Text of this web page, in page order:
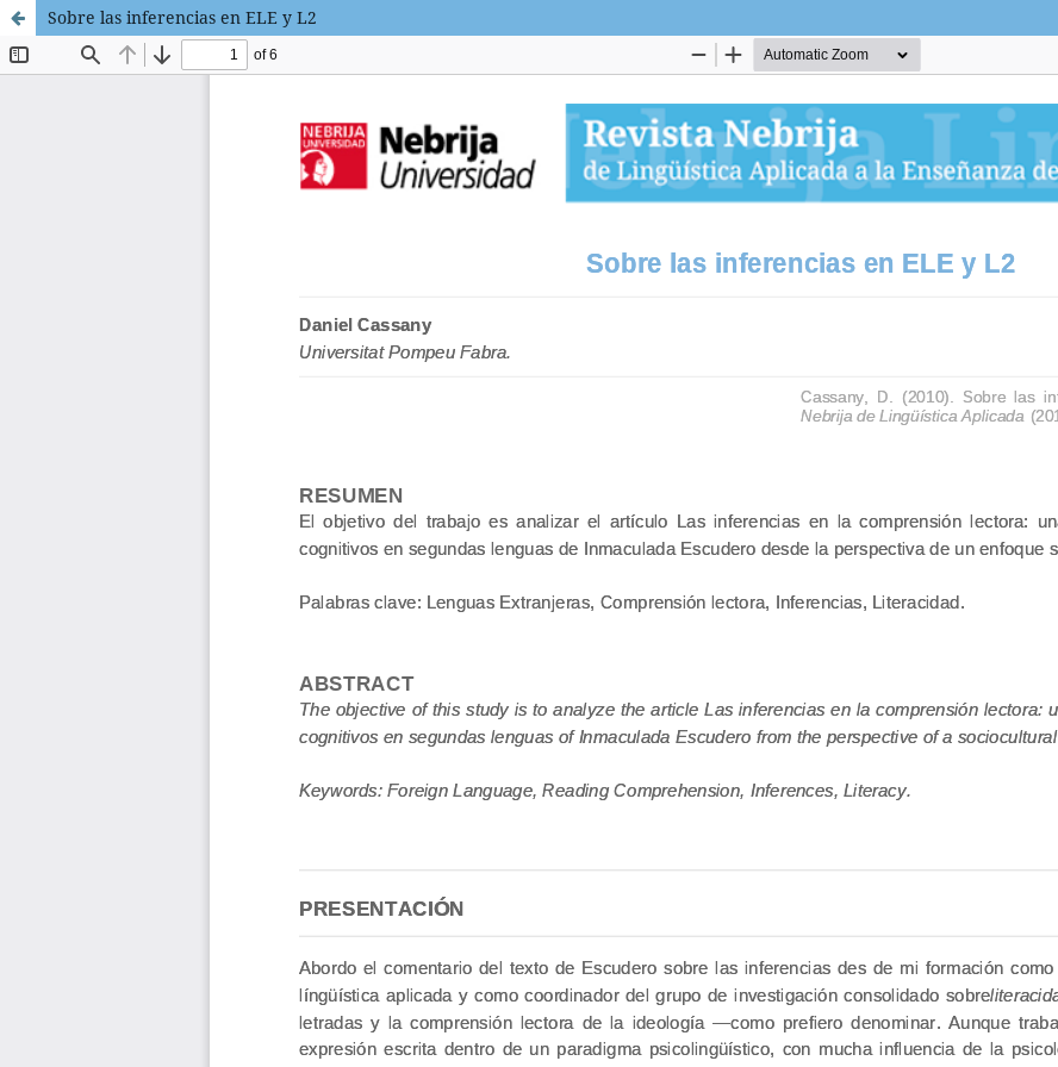
Sobre las inferencias en ELE y L2